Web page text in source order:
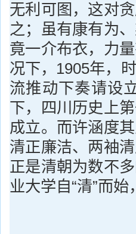
无利可图，这对
之；虽有康有为
竟一介布衣，力
况下，1905年，
流推动下奏请设
下，四川历史上
成立。而许涵度
清正廉洁、两袖
正是清朝为数不
业大学自“清”而始